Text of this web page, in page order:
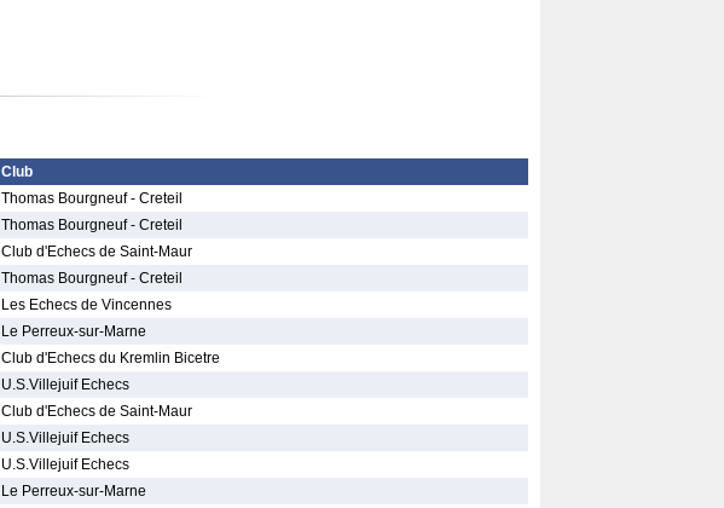
Club
Thomas Bourgneuf - Creteil
Thomas Bourgneuf - Creteil
Club d'Echecs de Saint-Maur
Thomas Bourgneuf - Creteil
Les Echecs de Vincennes
Le Perreux-sur-Marne
Club d'Echecs du Kremlin Bicetre
U.S.Villejuif Echecs
Club d'Echecs de Saint-Maur
U.S.Villejuif Echecs
U.S.Villejuif Echecs
Le Perreux-sur-Marne